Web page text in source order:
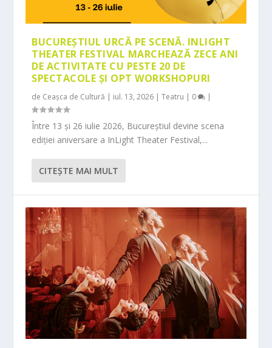
BUCUREȘTIUL URCĂ PE SCENĂ. INLIGHT
THEATER FESTIVAL MARCHEAZĂ ZECE ANI
DE ACTIVITATE CU PESTE 20 DE
SPECTACOLE ȘI OPT WORKSHOPURI
de Ceașca de Cultură | iul. 13, 2026 |Teatru | 0 |
Între 13 și 26 iulie 2026, Bucureștiul devine scena
ediției aniversare a InLight Theater Festival,...
CITEŞTE MAI MULT